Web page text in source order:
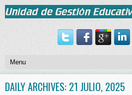
DAILY ARCHIVES: 21 JULIO, 2025